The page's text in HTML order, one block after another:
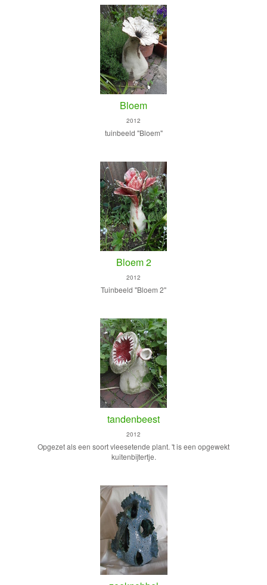
Bloem
2012
tuinbeeld "Bloem"
Bloem 2
2012
Tuinbeeld "Bloem 2"
tandenbeest
2012
Opgezet als een soort vleesetende plant. 't is een opgewekt
kuitenbijtertje.